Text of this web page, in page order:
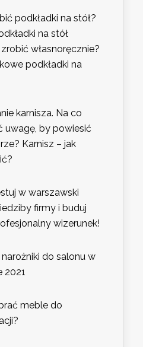
podkładki na stół?
na stół
własnoręcznie?
podkładki na
karnisza. Na co
uwagę, by powiesić
Karnisz – jak
w warszawski
firmy i buduj
wizerunek!
narożniki do salonu w
2021
meble do